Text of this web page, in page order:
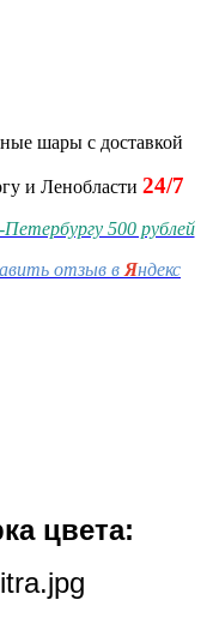
шары с доставкой
и Ленобласти 24/7
500 рублей
отзыв в Яндекс
цвета: